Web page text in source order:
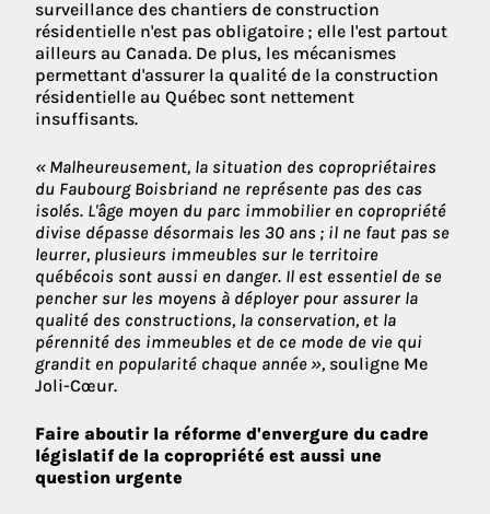
surveillance des chantiers de construction
résidentielle n'est pas obligatoire ; elle l'est partout
ailleurs au Canada. De plus, les mécanismes
permettant d'assurer la qualité de la construction
résidentielle au Québec sont nettement
insuffisants.
« Malheureusement, la situation des copropriétaires
du Faubourg Boisbriand ne représente pas des cas
isolés. L'âge moyen du parc immobilier en copropriété
divise dépasse désormais les 30 ans ; il ne faut pas se
leurrer, plusieurs immeubles sur le territoire
québécois sont aussi en danger. Il est essentiel de se
pencher sur les moyens à déployer pour assurer la
qualité des constructions, la conservation, et la
pérennité des immeubles et de ce mode de vie qui
grandit en popularité chaque année », souligne Me
Joli-Cœur.
Faire aboutir la réforme d'envergure du cadre
législatif de la copropriété est aussi une
question urgente